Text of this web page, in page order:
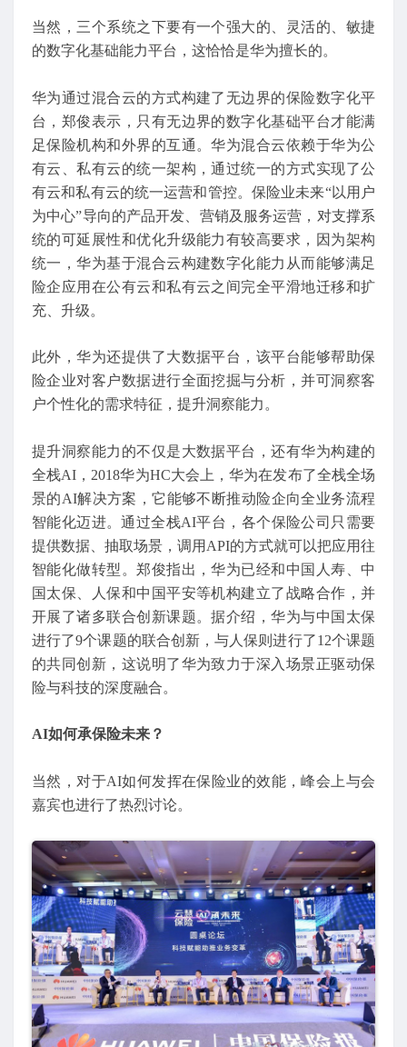
当然，三个系统之下要有一个强大的、灵活的、敏捷
的数字化基础能力平台，这恰恰是华为擅长的。
华为通过混合云的方式构建了无边界的保险数字化平
台，郑俊表示，只有无边界的数字化基础平台才能满
足保险机构和外界的互通。华为混合云依赖于华为公
有云、私有云的统一架构，通过统一的方式实现了公
有云和私有云的统一运营和管控。保险业未来“以用户
为中心”导向的产品开发、营销及服务运营，对支撑系
统的可延展性和优化升级能力有较高要求，因为架构
统一，华为基于混合云构建数字化能力从而能够满足
险企应用在公有云和私有云之间完全平滑地迁移和扩
充、升级。
此外，华为还提供了大数据平台，该平台能够帮助保
险企业对客户数据进行全面挖掘与分析，并可洞察客
户个性化的需求特征，提升洞察能力。
提升洞察能力的不仅是大数据平台，还有华为构建的
全栈AI，2018华为HC大会上，华为在发布了全栈全场
景的AI解决方案，它能够不断推动险企向全业务流程
智能化迈进。通过全栈AI平台，各个保险公司只需要
提供数据、抽取场景，调用API的方式就可以把应用往
智能化做转型。郑俊指出，华为已经和中国人寿、中
国太保、人保和中国平安等机构建立了战略合作，并
开展了诸多联合创新课题。据介绍，华为与中国太保
进行了9个课题的联合创新，与人保则进行了12个课题
的共同创新，这说明了华为致力于深入场景正驱动保
险与科技的深度融合。
AI如何承保险未来？
当然，对于AI如何发挥在保险业的效能，峰会上与会
嘉宾也进行了热烈讨论。